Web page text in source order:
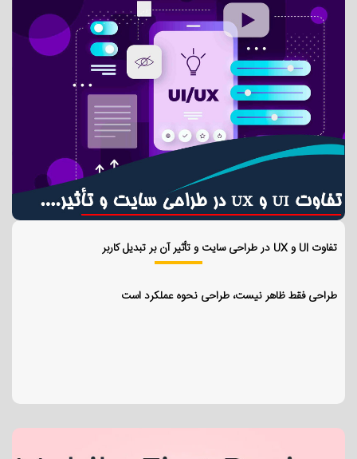
تفاوت UI و UX در طراحی سایت و تأثیر آن بر تبدیل کاربر
طراحی فقط ظاهر نیست، طراحی نحوه عملکرد است